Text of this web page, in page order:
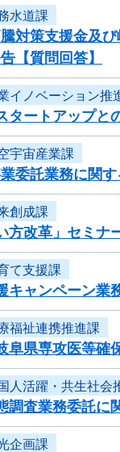
水道課
対策支援金及
【質問回答】
イノベーション推
タートアップ
宇宙産業課
委託業務に関
創成課
方改革」セミナ
て支援課
ャンペーン業
福祉連携推進課
阜県専攻医等確
人活躍・共生社会
調査業務委託に
企画課